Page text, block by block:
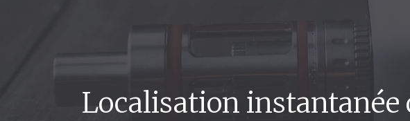
Localisation instantanée